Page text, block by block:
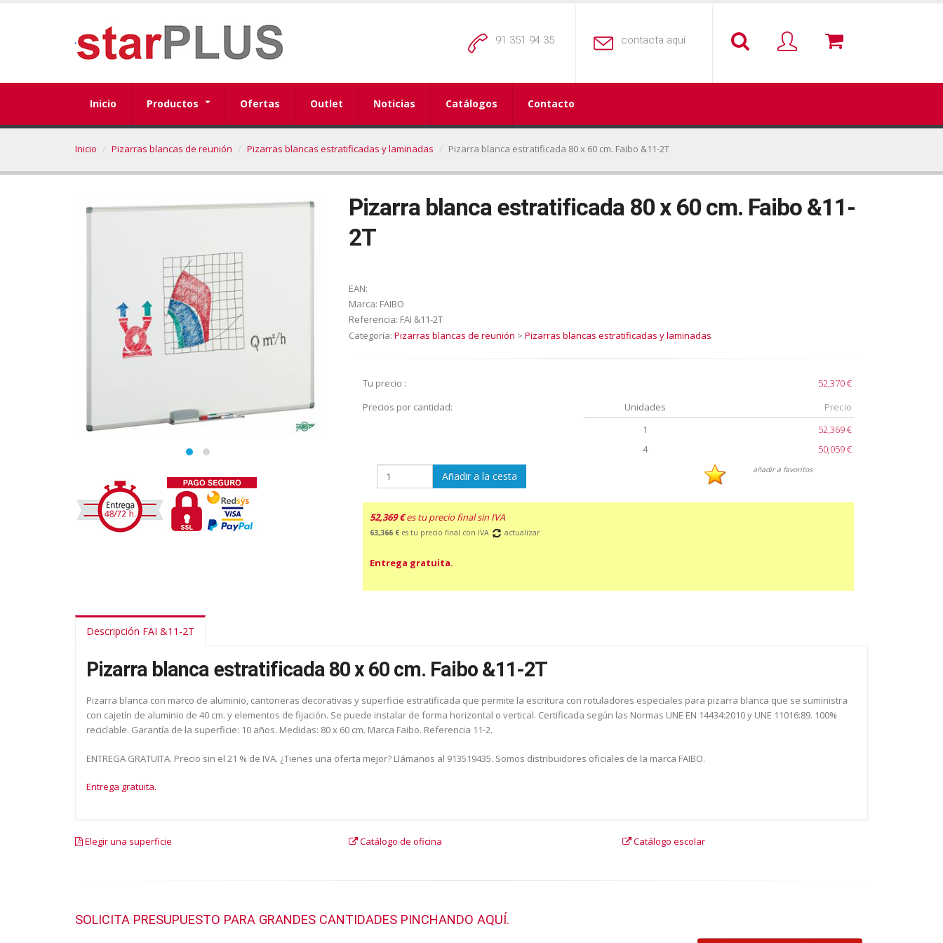
91 351 94 35 contacta aquí
Inicio Productos Ofertas Outlet Noticias Catálogos Contacto
Inicio Pizarras blancas de reunión Pizarras blancas estratificadas y laminadas Pizarra blanca estratificada 80 x 60 cm. Faibo &11-2T
Pizarra blanca estratificada 80 x 60 cm. Faibo &11-
2T
EAN:
Marca: FAIBO
Referencia: FAI &11-2T
Categoría: Pizarras blancas de reunión > Pizarras blancas estratificadas y laminadas
Tu precio :
52,370 €
Precios por cantidad:
Unidades
Precio
1
52,369 €
4
50,059 €
Añadir a la cesta añadir a favoritos
52,369 € es tu precio final sin IVA
63,366 € es tu precio final con IVA actualizar
Entrega gratuita.
Descripción FAI &11-2T
Pizarra blanca estratificada 80 x 60 cm. Faibo &11-2T
Pizarra blanca con marco de aluminio, cantoneras decorativas y superficie estratificada que permite la escritura con rotuladores especiales para pizarra blanca que se suministra
con cajetín de aluminio de 40 cm. y elementos de fijación. Se puede instalar de forma horizontal o vertical. Certificada según las Normas UNE EN 14434:2010 y UNE 11016:89. 100%
reciclable. Garantía de la superficie: 10 años. Medidas: 80 x 60 cm. Marca Faibo. Referencia 11-2.
ENTREGA GRATUITA. Precio sin el 21 % de IVA. ¿Tienes una oferta mejor? Llámanos al 913519435. Somos distribuidores oficiales de la marca FAIBO.
Entrega gratuita.
Elegir una superficie Catálogo de oficina Catálogo escolar
SOLICITA PRESUPUESTO PARA GRANDES CANTIDADES PINCHANDO AQUÍ.